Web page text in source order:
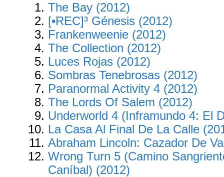
The Bay (2012)
[•REC]³ Génesis (2012)
Frankenweenie (2012)
The Collection (2012)
Luces Rojas (2012)
Sombras Tenebrosas (2012)
Paranormal Activity 4 (2012)
The Lords Of Salem (2012)
Underworld 4 (Inframundo 4: El
La Casa Al Final De La Calle
Abraham Lincoln: Cazador De
Wrong Turn 5 (Camino
Caníbal) (2012)